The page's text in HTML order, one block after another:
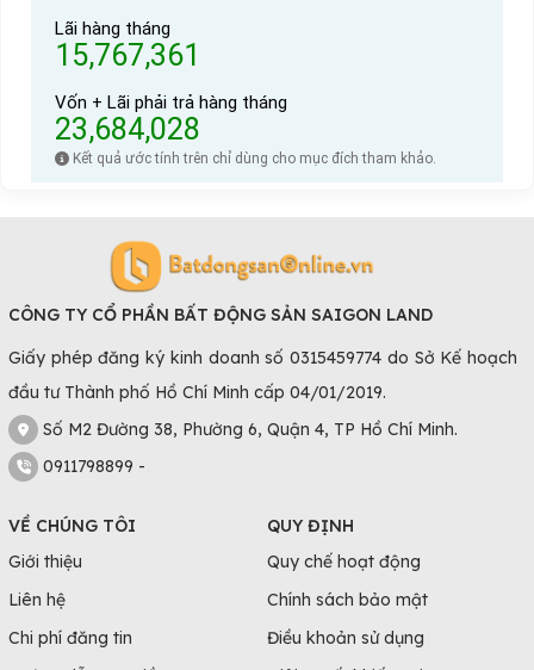
Lãi hàng tháng
15,767,361
Vốn + Lãi phải trả hàng tháng
23,684,028
Kết quả ước tính trên chỉ dùng cho mục đích tham khảo.
CÔNG TY CỔ PHẦN BẤT ĐỘNG SẢN SAIGON LAND
Giấy phép đăng ký kinh doanh số 0315459774 do Sở Kế hoạch
đầu tư Thành phố Hồ Chí Minh cấp 04/01/2019.
Số M2 Đường 38, Phường 6, Quận 4, TP Hồ Chí Minh.
0911798899 -
VỀ CHÚNG TÔI
Giới thiệu
Liên hệ
Chi phí đăng tin
QUY ĐỊNH
Quy chế hoạt động
Chính sách bảo mật
Điều khoản sử dụng